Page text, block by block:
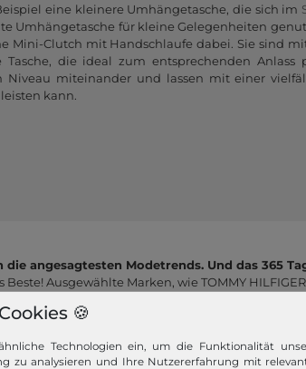
eine kleinere Umhängetasche, die sich im
Umhängetasche für kleine Gelegenheiten
Mini-Clutch mit Handschlaufe dabei. Sie sind
die ideal zum entsprechenden Anlass
Niveau miteinander und lassen mit einer
kann.
angesagtesten Modetrends. Und das 365
Ausgewählte Marken, wie TOMMY
🍪
Technologien ein, um die Funktionalität
zu analysieren und Ihre Nutzererfahrung mit